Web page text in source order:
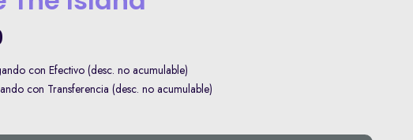
con Efectivo (desc. no acumulable)
con Transferencia (desc. no acumulable)